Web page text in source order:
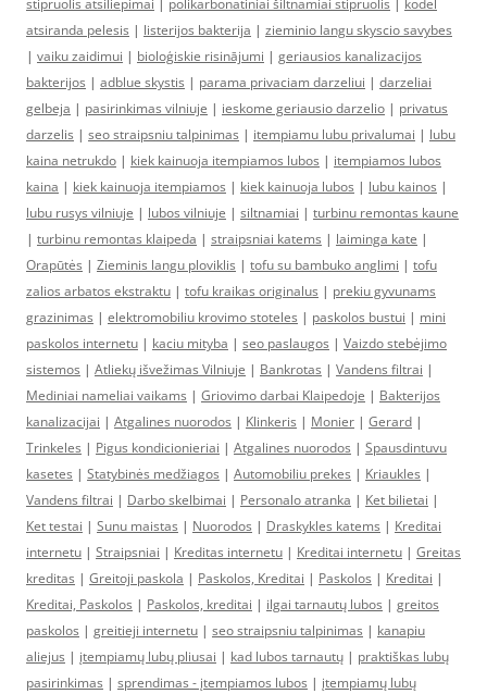
stipruolis atsiliepimai | polikarbonatiniai šiltnamiai stipruolis | kodel
atsiranda pelesis | listerijos bakterija | zieminio langu skyscio savybes
| vaiku zaidimui | bioloģiskie risinājumi | geriausios kanalizacijos
bakterijos | adblue skystis | parama privaciam darzeliui | darzeliai
gelbeja | pasirinkimas vilniuje | ieskome geriausio darzelio | privatus
darzelis | seo straipsniu talpinimas | itempiamu lubu privalumai | lubu
kaina netrukdo | kiek kainuoja itempiamos lubos | itempiamos lubos
kaina | kiek kainuoja itempiamos | kiek kainuoja lubos | lubu kainos |
lubu rusys vilniuje | lubos vilniuje | siltnamiai | turbinu remontas kaune
| turbinu remontas klaipeda | straipsniai katems | laiminga kate |
Orapūtės | Zieminis langu ploviklis | tofu su bambuko anglimi | tofu
zalios arbatos ekstraktu | tofu kraikas originalus | prekiu gyvunams
grazinimas | elektromobiliu krovimo stoteles | paskolos bustui | mini
paskolos internetu | kaciu mityba | seo paslaugos | Vaizdo stebėjimo
sistemos | Atliekų išvežimas Vilniuje | Bankrotas | Vandens filtrai |
Mediniai nameliai vaikams | Griovimo darbai Klaipedoje | Bakterijos
kanalizacijai | Atgalines nuorodos | Klinkeris | Monier | Gerard |
Trinkeles | Pigus kondicionieriai | Atgalines nuorodos | Spausdintuvu
kasetes | Statybinės medžiagos | Automobiliu prekes | Kriaukles |
Vandens filtrai | Darbo skelbimai | Personalo atranka | Ket bilietai |
Ket testai | Sunu maistas | Nuorodos | Draskykles katems | Kreditai
internetu | Straipsniai | Kreditas internetu | Kreditai internetu | Greitas
kreditas | Greitoji paskola | Paskolos, Kreditai | Paskolos | Kreditai |
Kreditai, Paskolos | Paskolos, kreditai | ilgai tarnautų lubos | greitos
paskolos | greitieji internetu | seo straipsniu talpinimas | kanapiu
aliejus | įtempiamų lubų pliusai | kad lubos tarnautų | praktiškas lubų
pasirinkimas | sprendimas - įtempiamos lubos | įtempiamų lubų